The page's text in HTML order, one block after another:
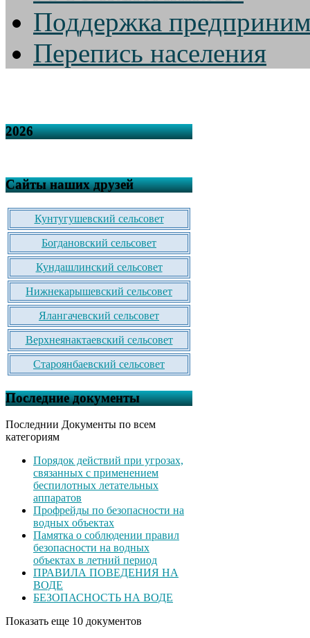
Поддержка
Перепись населения
2026
Сайты наших друзей
Кунтугушевский сельсовет
Богдановский сельсовет
Кундашлинский сельсовет
Нижнекарышевский сельсовет
Ялангачевский сельсовет
Верхнеянактаевский сельсовет
Староянбаевский сельсовет
Последние документы
Последнии Документы по всем
категориям
Порядок действий при угрозах,
связанных с применением
беспилотных летательных
аппаратов
Профрейды по безопасности на
водных объектах
Памятка о соблюдении правил
безопасности на водных
объектах в летний период
ПРАВИЛА ПОВЕДЕНИЯ НА
ВОДЕ
БЕЗОПАСНОСТЬ НА ВОДЕ
Показать еще 10 документов